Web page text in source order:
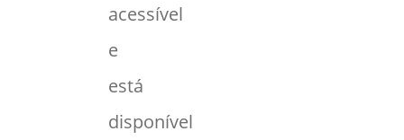
acessível
e
está
disponível